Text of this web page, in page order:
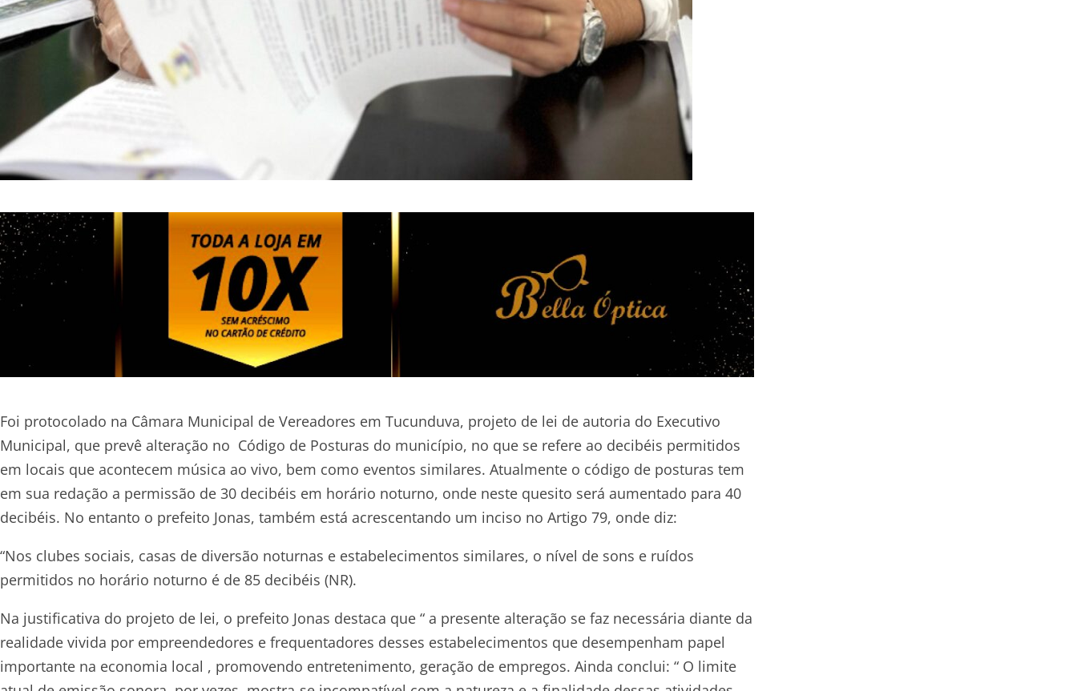
Foi protocolado na Câmara Municipal de Vereadores em Tucunduva, projeto de lei de autoria do Executivo
Municipal, que prevê alteração no Código de Posturas do município, no que se refere ao decibéis permitidos
em locais que acontecem música ao vivo, bem como eventos similares. Atualmente o código de posturas tem
em sua redação a permissão de 30 decibéis em horário noturno, onde neste quesito será aumentado para 40
decibéis. No entanto o prefeito Jonas, também está acrescentando um inciso no Artigo 79, onde diz:
“Nos clubes sociais, casas de diversão noturnas e estabelecimentos similares, o nível de sons e ruídos
permitidos no horário noturno é de 85 decibéis (NR).
Na justificativa do projeto de lei, o prefeito Jonas destaca que “ a presente alteração se faz necessária diante da
realidade vivida por empreendedores e frequentadores desses estabelecimentos que desempenham papel
importante na economia local , promovendo entretenimento, geração de empregos. Ainda conclui: “ O limite